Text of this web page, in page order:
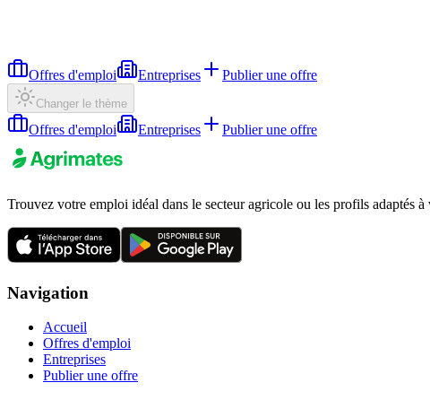
Offres d'emploi Entreprises Publier une offre
Changer le thème
Offres d'emploi Entreprises Publier une offre
Trouvez votre emploi idéal dans le secteur agricole ou les profils adaptés à
Navigation
Accueil
Offres d'emploi
Entreprises
Publier une offre